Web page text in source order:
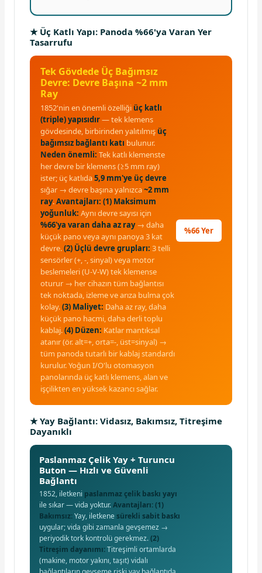
★ Üç Katlı Yapı: Panoda %66'ya Varan Yer
Tasarrufu
Tek Gövdede Üç Bağımsız
Devre: Devre Başına ~2 mm
Ray
1852'nin en önemli özelliği üç katlı
(triple) yapısıdır— tek klemens
gövdesinde, birbirinden yalıtılmış üç
bağımsız bağlantı katı bulunur.
Neden önemli: Tek katlı klemenste
her devre bir klemens (≥5 mm ray)
ister; üç katlıda5,9 mm'ye üç devre
sığar → devre başına yalnızca~2 mm
ray.Avantajları: (1) Maksimum
yoğunluk: Aynı devre sayısı için
%66'ya varan daha az ray→ daha
küçük pano veya aynı panoya 3 kat
devre.(2) Üçlü devre grupları: 3 telli
sensörler (+, -, sinyal) veya motor
beslemeleri (U-V-W) tek klemense
oturur → her cihazın tüm bağlantısı
tek noktada, izleme ve arıza bulma çok
kolay.(3) Maliyet: Daha az ray, daha
küçük pano hacmi, daha derli toplu
kablaj.(4) Düzen: Katlar mantıksal
atanır (ör. alt=+, orta=-, üst=sinyal) →
tüm panoda tutarlı bir kablaj standardı
kurulur. Yoğun I/O'lu otomasyon
panolarında üç katlı klemens, alan ve
işçilikten en yüksek kazancı sağlar.
%66 Yer
★ Yay Bağlantı: Vidasız, Bakımsız, Titreşime
Dayanıklı
Paslanmaz Çelik Yay + Turuncu
Buton — Hızlı ve Güvenli
Bağlantı
1852, iletkeni paslanmaz çelik baskı yayı
ile sıkar — vida yoktur.Avantajları:(1)
Bakımsız:Yay, iletkenesürekli sabit baskı
uygular; vida gibi zamanla gevşemez →
periyodik tork kontrolü gerekmez.(2)
Titreşim dayanımı:Titreşimli ortamlarda
(makine, motor yakını, taşıt) vidalı